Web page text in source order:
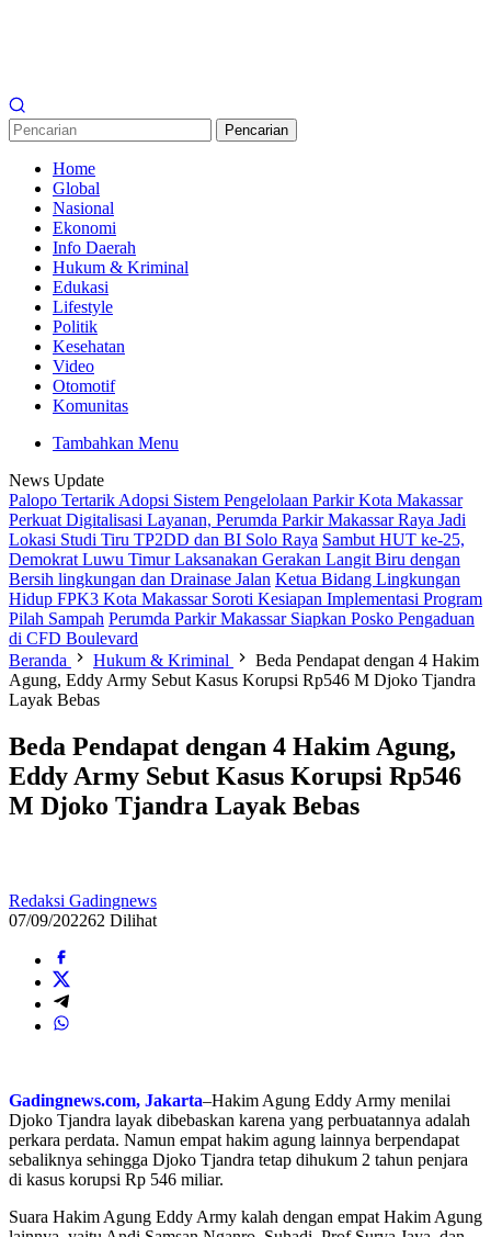
Pencarian
Home
Global
Nasional
Ekonomi
Info Daerah
Hukum & Kriminal
Edukasi
Lifestyle
Politik
Kesehatan
Video
Otomotif
Komunitas
Tambahkan Menu
News Update
Palopo Tertarik Adopsi Sistem Pengelolaan Parkir Kota Makassar
Perkuat Digitalisasi Layanan, Perumda Parkir Makassar Raya Jadi
Lokasi Studi Tiru TP2DD dan BI Solo Raya Sambut HUT ke-25,
Demokrat Luwu Timur Laksanakan Gerakan Langit Biru dengan
Bersih lingkungan dan Drainase Jalan Ketua Bidang Lingkungan
Hidup FPK3 Kota Makassar Soroti Kesiapan Implementasi Program
Pilah Sampah Perumda Parkir Makassar Siapkan Posko Pengaduan
di CFD Boulevard
Beranda
Hukum & Kriminal
Beda Pendapat dengan 4 Hakim
Agung, Eddy Army Sebut Kasus Korupsi Rp546 M Djoko Tjandra
Layak Bebas
Beda Pendapat dengan 4 Hakim Agung,
Eddy Army Sebut Kasus Korupsi Rp546
M Djoko Tjandra Layak Bebas
Redaksi Gadingnews
07/09/202262 Dilihat
Gadingnews.com, Jakarta–Hakim Agung Eddy Army menilai
Djoko Tjandra layak dibebaskan karena yang perbuatannya adalah
perkara perdata. Namun empat hakim agung lainnya berpendapat
sebaliknya sehingga Djoko Tjandra tetap dihukum 2 tahun penjara
di kasus korupsi Rp 546 miliar.
Suara Hakim Agung Eddy Army kalah dengan empat Hakim Agung